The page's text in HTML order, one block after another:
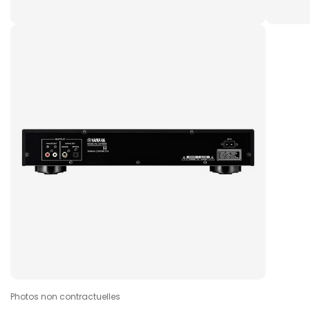
Photos non contractuelles